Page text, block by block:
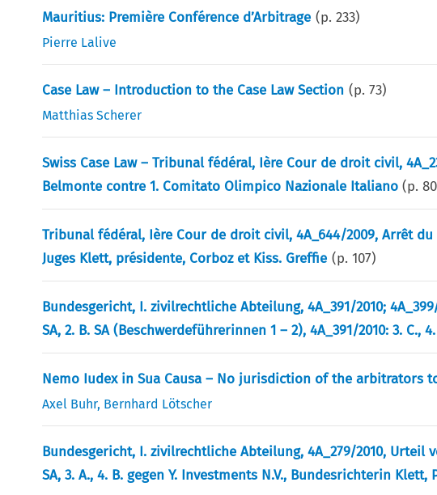
Mauritius: Première Conférence d’Arbitrage (p.233)
Pierre Lalive
Case Law – Introduction to the Case Law Section (p.73)
Matthias Scherer
Swiss Case Law – Tribunal fédéral, Ière Cour de droit civil,
Belmonte contre 1. Comitato Olimpico Nazionale Italiano(p.80
Tribunal fédéral, Ière Cour de droit civil, 4A_644/2009, Arrêt du
Juges Klett, présidente, Corboz et Kiss. Greffie (p.107)
Bundesgericht, I. zivilrechtliche Abteilung, 4A_391/2010;
SA, 2. B. SA (Beschwerdeführerinnen 1 – 2), 4A_391/2010: 3. C.,
Nemo Iudex in Sua Causa – No jurisdiction of the arbitrators
Axel Buhr, Bernhard Lötscher
Bundesgericht, I. zivilrechtliche Abteilung, 4A_279/2010, Urteil
SA, 3. A., 4. B. gegen Y. Investments N.V., Bundesrichterin Klett,